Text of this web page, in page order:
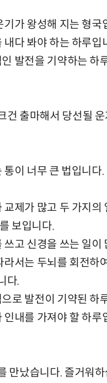
가 왕성해 지는 형국
다 봐야 하는 하루입
발전을 기약하는 하
건 출마해서 당선될
통이 너무 큰 법입니다
제가 많고 두 가지의
보입니다.
쓰고 신경을 쓰는 일이
라서는 두뇌를 회전하
다.
로 발전이 기약된 하
인내를 가져야 할 하루
만났습니다. 즐거워